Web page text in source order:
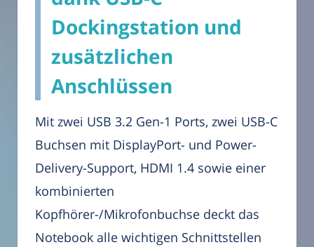
Dockingstation und
zusätzlichen
Anschlüssen
Mit zwei USB 3.2 Gen-1 Ports, zwei USB-C
Buchsen mit DisplayPort- und Power-
Delivery-Support, HDMI 1.4 sowie einer
kombinierten
Kopfhörer-/Mikrofonbuchse deckt das
Notebook alle wichtigen Schnittstellen